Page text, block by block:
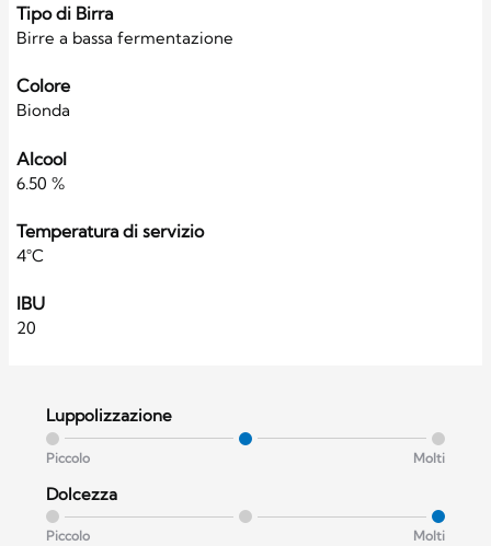
Tipo di Birra
Birre a bassa fermentazione
Colore
Bionda
Alcool
6.50 %
Temperatura di servizio
4°C
IBU
20
Luppolizzazione
Piccolo Molti
Dolcezza
Piccolo Molti